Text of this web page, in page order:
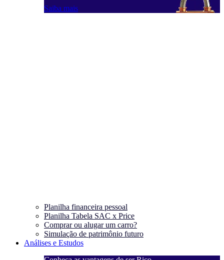
Saiba mais
Planilha financeira pessoal
Planilha Tabela SAC x Price
Comprar ou alugar um carro?
Simulação de patrimônio futuro
Análises e Estudos